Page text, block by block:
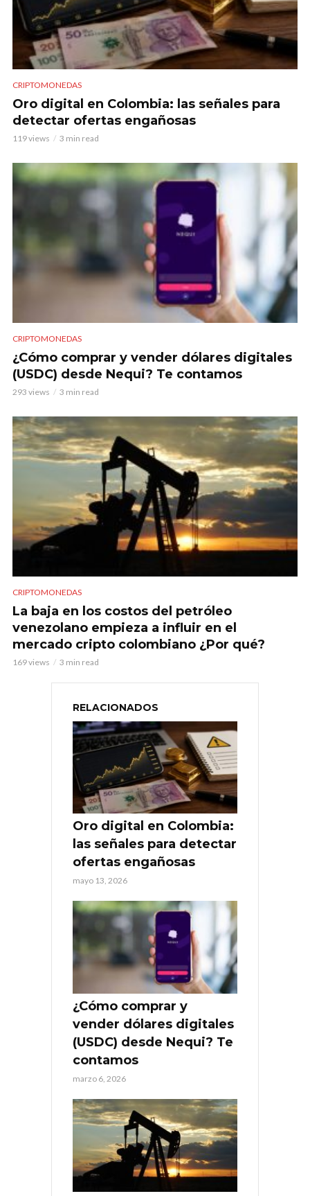
CRIPTOMONEDAS
Oro digital en Colombia: las señales para
detectar ofertas engañosas
119 views 3 min read
CRIPTOMONEDAS
¿Cómo comprar y vender dólares digitales
(USDC) desde Nequi? Te contamos
293 views 3 min read
CRIPTOMONEDAS
La baja en los costos del petróleo
venezolano empieza a influir en el
mercado cripto colombiano ¿Por qué?
169 views 3 min read
RELACIONADOS
Oro digital en Colombia:
las señales para detectar
ofertas engañosas
mayo 13, 2026
¿Cómo comprar y
vender dólares digitales
(USDC) desde Nequi? Te
contamos
marzo 6, 2026